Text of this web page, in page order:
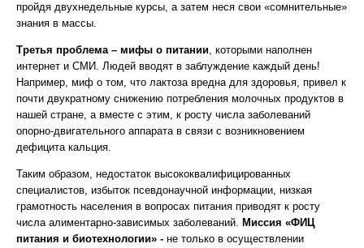
пройдя двухнедельные курсы, а затем неся свои «сомнительные»
знания в массы.
Третья проблема – мифы о питании, которыми наполнен
интернет и СМИ. Людей вводят в заблуждение каждый день!
Например, миф о том, что лактоза вредна для здоровья, привел к
почти двукратному снижению потребления молочных продуктов в
нашей стране, а вместе с этим, к росту числа заболеваний
опорно-двигательного аппарата в связи с возникновением
дефицита кальция.
Таким образом, недостаток высококвалифицированных
специалистов, избыток псевдонаучной информации, низкая
грамотность населения в вопросах питания приводят к росту
числа алиментарно-зависимых заболеваний. Миссия «ФИЦ
питания и биотехнологии» - не только в осуществлении